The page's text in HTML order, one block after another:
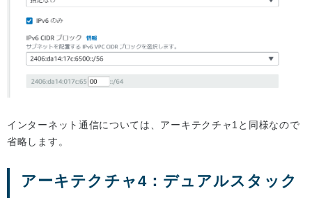
インターネット通信については、アーキテクチャ1と同様なので
省略します。
アーキテクチャ4：デュアルスタック